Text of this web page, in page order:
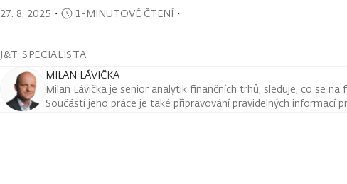
27. 8. 2025 ・ 1-MINUTOVÉ ČTENÍ・
J&T SPECIALISTA
MILAN LÁVIČKA
Milan Lávička je senior analytik finančních trhů, sleduje, co se
Součástí jeho práce je také připravování pravidelných informací